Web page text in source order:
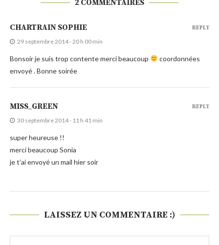
2 COMMENTAIRES
CHARTRAIN SOPHIE
29 septembre 2014 - 20 h 00 min
Bonsoir je suis trop contente merci beaucoup
coordonnées
envoyé . Bonne soirée
REPLY
MISS_GREEN
30 septembre 2014 - 11 h 41 min
super heureuse !!
merci beaucoup Sonia
je t’ai envoyé un mail hier soir
REPLY
LAISSEZ UN COMMENTAIRE :)